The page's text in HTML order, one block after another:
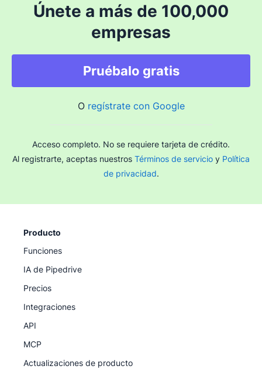
Únete a más de 100,000
empresas
Pruébalo gratis
O regístrate con Google
Acceso completo. No se requiere tarjeta de crédito.
Al registrarte, aceptas nuestros Términos de servicio y Política
de privacidad.
Producto
Funciones
IA de Pipedrive
Precios
Integraciones
API
MCP
Actualizaciones de producto